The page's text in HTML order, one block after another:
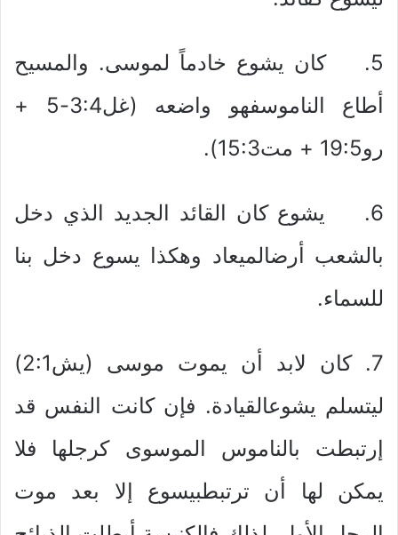
5. كان يشوع خادماً لموسى. والمسيح
أطاع الناموسفهو واضعه (غل3:4-5 +
رو19:5 + مت15:3).
6. يشوع كان القائد الجديد الذي دخل
بالشعب أرضالميعاد وهكذا يسوع دخل بنا
للسماء.
7. كان لابد أن يموت موسى (يش2:1)
ليتسلم يشوعالقيادة. فإن كانت النفس قد
إرتبطت بالناموس الموسوى كرجلها فلا
يمكن لها أن ترتبطبيسوع إلا بعد موت